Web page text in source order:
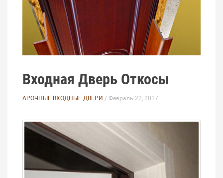
Входная Дверь Откосы
АРОЧНЫЕ ВХОДНЫЕ ДВЕРИ / Февраль 22, 2017